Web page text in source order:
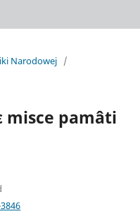
Narodowej /
mіsce pamâti